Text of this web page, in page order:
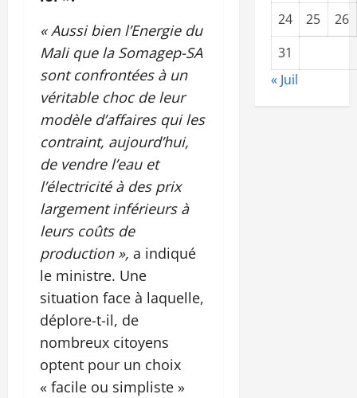
« Aussi bien l’Energie du
Mali que la Somagep-SA
sont confrontées à un
véritable choc de leur
modèle d’affaires qui les
contraint, aujourd’hui,
de vendre l’eau et
l’électricité à des prix
largement inférieurs à
leurs coûts de
production », a indiqué
le ministre. Une
situation face à laquelle,
déplore-t-il, de
nombreux citoyens
optent pour un choix
« facile ou simpliste »
24
25
26
31
« Juil